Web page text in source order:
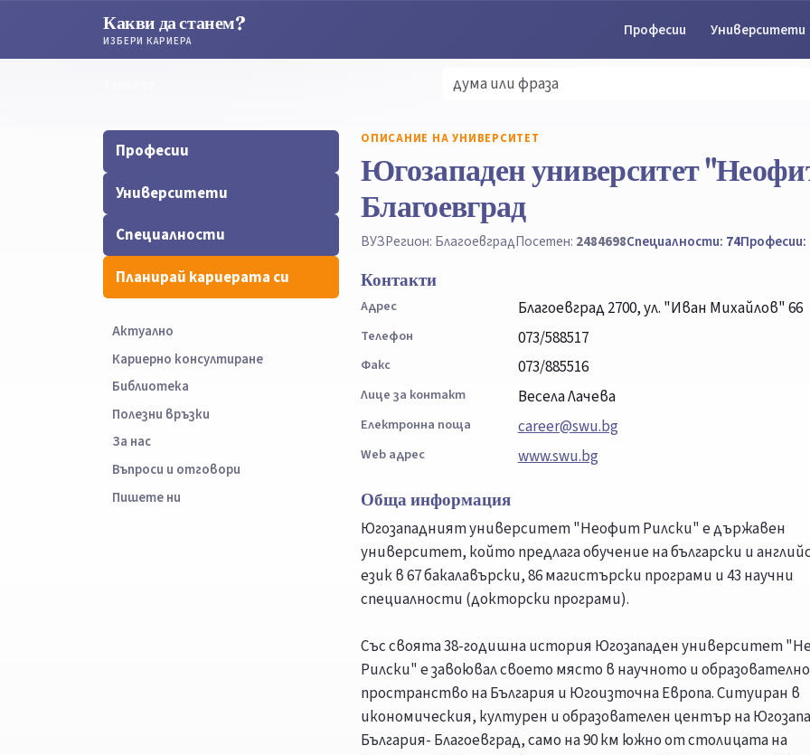
Какви да станем?
ИЗБЕРИ КАРИЕРА
Професии Университети
Професии
Университети
Специалности
Планирай кариерата си
Актуално
Кариерно консултиране
Библиотека
Полезни връзки
За нас
Въпроси и отговори
Пишете ни
ОПИСАНИЕ НА УНИВЕРСИТЕТ
Югозападен университет
Благоевград
ВУЗРегион: БлагоевградПосетен: 2484698Специалности: 74Професии:
Контакти
Адрес Благоевград 2700, ул. "Иван Михайлов" 66
Телефон 073/588517
Факс 073/885516
Лице за контакт Весела Лачева
Електронна поща career@swu.bg
Web адрес
www.swu.bg
Обща информация
Югозападният университет "Неофит Рилски" е държавен
университет, който предлага обучение на български и
език в 67 бакалавърски, 86 магистърски програми и 43 научни
специалности (докторски програми).
Със своята 38-годишна история Югозападен университет
Рилски" е завоювал своето място в научното и образователно
пространство на България и Югоизточна Европа. Ситуиран в
икономическия, културен и образователен център на
България- Благоевград, само на 90 км южно от столицата на